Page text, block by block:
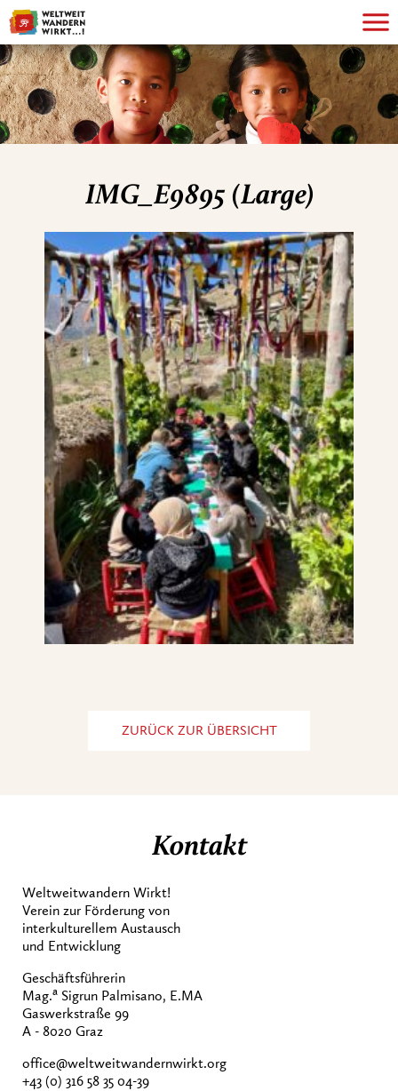
IMG_E9895 (Large)
ZURÜCK ZUR ÜBERSICHT
Kontakt
Weltweitwandern Wirkt!
Verein zur Förderung von
interkulturellem Austausch
und Entwicklung
Geschäftsführerin
Mag.a Sigrun Palmisano, E.MA
Gaswerkstraße 99
A - 8020 Graz
office@weltweitwandernwirkt.org
+43 (0) 316 58 35 04-39